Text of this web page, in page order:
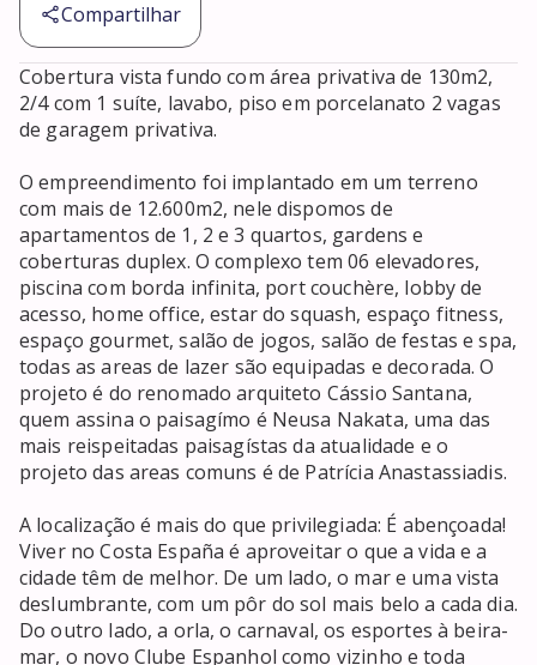
Compartilhar
Cobertura vista fundo com área privativa de 130m2,
2/4 com 1 suíte, lavabo, piso em porcelanato 2 vagas
de garagem privativa.
O empreendimento foi implantado em um terreno
com mais de 12.600m2, nele dispomos de
apartamentos de 1, 2 e 3 quartos, gardens e
coberturas duplex. O complexo tem 06 elevadores,
piscina com borda infinita, port couchère, lobby de
acesso, home office, estar do squash, espaço fitness,
espaço gourmet, salão de jogos, salão de festas e spa,
todas as areas de lazer são equipadas e decorada. O
projeto é do renomado arquiteto Cássio Santana,
quem assina o paisagímo é Neusa Nakata, uma das
mais reispeitadas paisagístas da atualidade e o
projeto das areas comuns é de Patrícia Anastassiadis.
A localização é mais do que privilegiada: É abençoada!
Viver no Costa España é aproveitar o que a vida e a
cidade têm de melhor. De um lado, o mar e uma vista
deslumbrante, com um pôr do sol mais belo a cada dia.
Do outro lado, a orla, o carnaval, os esportes à beira-
mar, o novo Clube Espanhol como vizinho e toda